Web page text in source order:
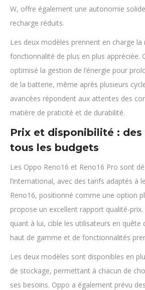
W, offre également une autonomie
recharge réduits.
Les deux modèles prennent en charge la
fonctionnalité de plus en plus appréciée.
optimisé la gestion de l’énergie pour
de la batterie, même après plusieurs
avancées répondent aux attentes des
matière de praticité et de durabilité.
Prix et disponibilité :
tous les budgets
Les Oppo Reno16 et Reno16 Pro sont
l’international, avec des tarifs adaptés à
Reno16, positionné comme une option
propose un excellent rapport qualité-prix.
quant à lui, cible les utilisateurs en quête
haut de gamme et de fonctionnalités
Les deux modèles sont disponibles en
de stockage, permettant à chacun de
ses besoins. Oppo a également prévu